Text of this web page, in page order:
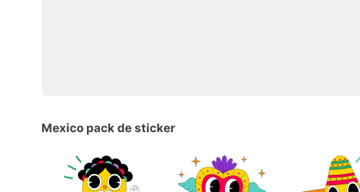
Mexico pack de sticker